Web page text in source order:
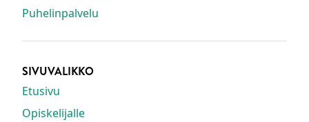
Puhelinpalvelu
SIVUVALIKKO
Etusivu
Opiskelijalle